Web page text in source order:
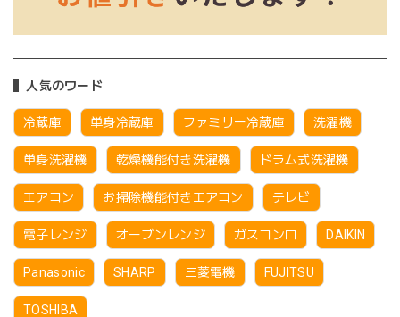
人気のワード
冷蔵庫 単身冷蔵庫 ファミリー冷蔵庫 洗濯機
単身洗濯機 乾燥機能付き洗濯機 ドラム式洗濯機
エアコン お掃除機能付きエアコン テレビ
電子レンジ オーブンレンジ ガスコンロ DAIKIN
Panasonic SHARP 三菱電機 FUJITSU
TOSHIBA